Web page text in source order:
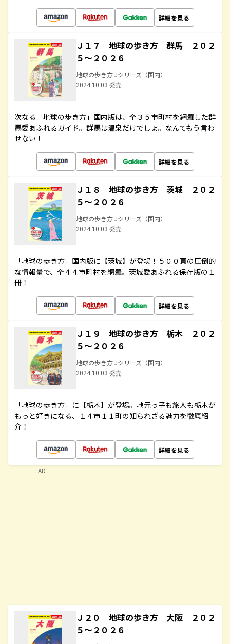
詳細を見る
Ｊ１７ 地球の歩き方 群馬 ２０２
５～２０２６
地球の歩き方 Jシリーズ（国内）
2024.10.03 発売
次なる「地球の歩き方」国内版は、全３５市町村を網羅した群
馬愛あふれるガイド。群馬は温泉だけでしょ。なんてもう言わ
せない！
詳細を見る
Ｊ１８ 地球の歩き方 茨城 ２０２
５～２０２６
地球の歩き方 Jシリーズ（国内）
2024.10.03 発売
「地球の歩き方」国内版に【茨城】が登場！５００頁の圧倒的
な情報量で、全４４市町村を網羅。茨城愛あふれる保存版の１
冊！
詳細を見る
Ｊ１９ 地球の歩き方 栃木 ２０２
５～２０２６
地球の歩き方 Jシリーズ（国内）
2024.10.03 発売
「地球の歩き方」に【栃木】が登場。地元っ子も旅人も栃木が
もっと好きになる、１４市１１町の知られざる魅力を徹底紹
介！
詳細を見る
Ｊ２０ 地球の歩き方 大阪 ２０２
５～２０２６
AD